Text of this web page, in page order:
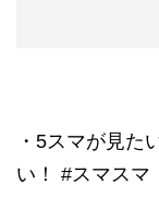
・5スマが見た
い！ #スマスマ